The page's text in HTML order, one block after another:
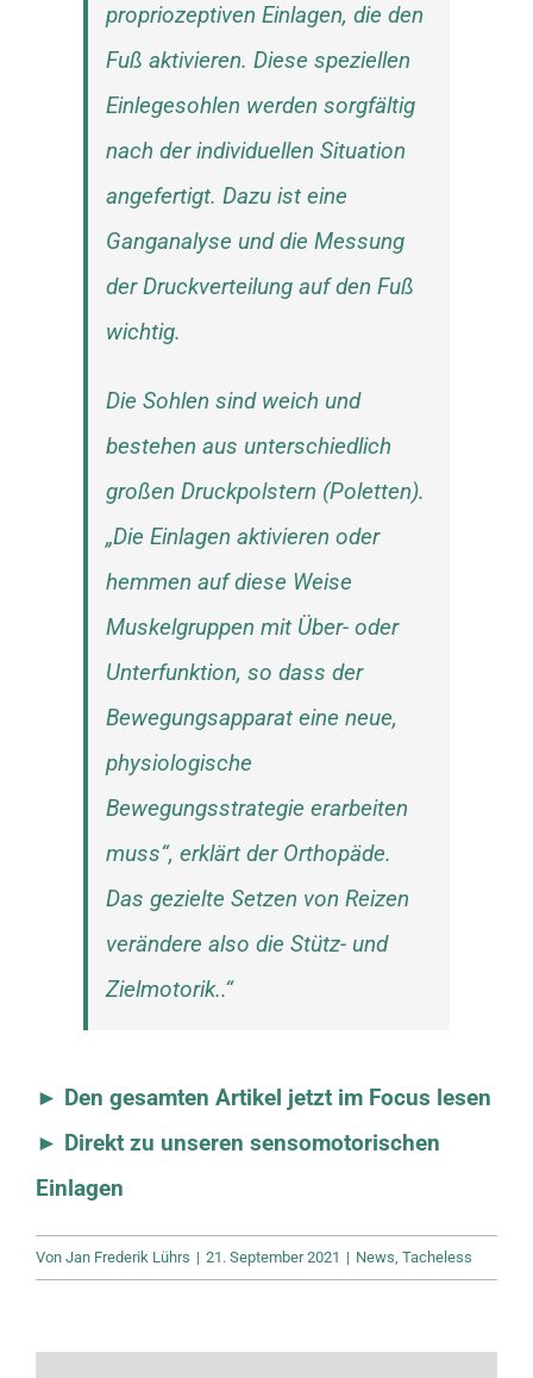
propriozeptiven Einlagen, die den
Fuß aktivieren. Diese speziellen
Einlegesohlen werden sorgfältig
nach der individuellen Situation
angefertigt. Dazu ist eine
Ganganalyse und die Messung
der Druckverteilung auf den Fuß
wichtig.
Die Sohlen sind weich und
bestehen aus unterschiedlich
großen Druckpolstern (Poletten).
„Die Einlagen aktivieren oder
hemmen auf diese Weise
Muskelgruppen mit Über- oder
Unterfunktion, so dass der
Bewegungsapparat eine neue,
physiologische
Bewegungsstrategie erarbeiten
muss“, erklärt der Orthopäde.
Das gezielte Setzen von Reizen
verändere also die Stütz- und
Zielmotorik..“
► Den gesamten Artikel jetzt im Focus lesen
► Direkt zu unseren sensomotorischen
Einlagen
Von Jan Frederik Lührs | 21. September 2021 | News, Tacheless